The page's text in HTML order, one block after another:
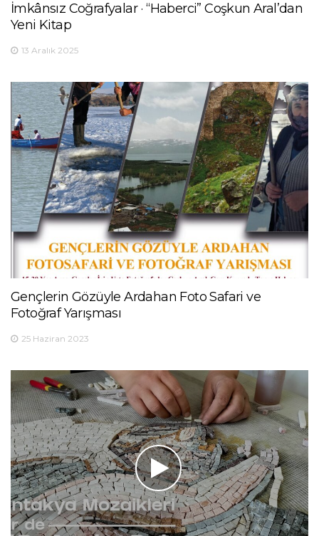
İmkânsız Coğrafyalar · “Haberci” Coşkun Aral’dan
Yeni Kitap
13 Aralık 2025
Gençlerin Gözüyle Ardahan Foto Safari ve
Fotoğraf Yarışması
25 Haziran 2023